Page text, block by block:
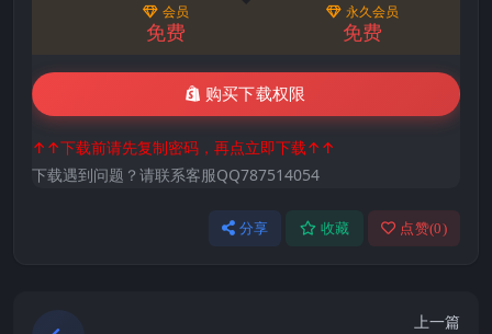
会员
免费
永久会员
免费
购买下载权限
↑↑下载前请先复制密码，再点立即下载↑↑
下载遇到问题？请联系客服QQ787514054
分享 收藏 点赞(0)
上一篇